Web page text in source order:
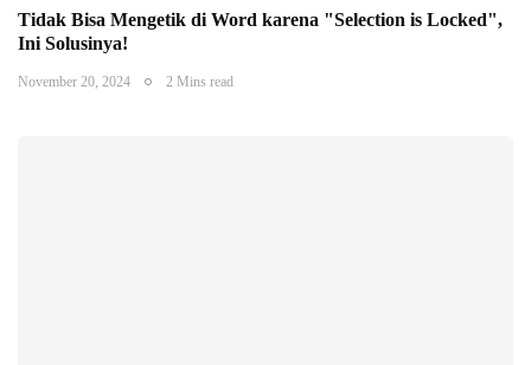
Tidak Bisa Mengetik di Word karena "Selection is Locked",
Ini Solusinya!
November 20, 2024 2 Mins read